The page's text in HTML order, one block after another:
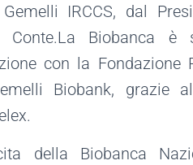
IRCCS, dal
Conte.La Biobanca è
con la Fondazione
Biobank, grazie
della Biobanca